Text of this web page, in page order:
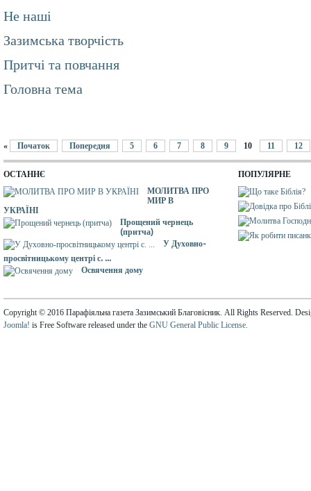
Не наші
Зазимська творчість
Притчі та повчання
Головна тема
« Початок Попередня 5 6 7 8 9 10 11 12
ОСТАННЄ
МОЛИТВА ПРО
МИР В
УКРАЇНІ
Прощений чернець
(притча)
У Духовно-
просвітницькому центрі с. ...
Освячення дому
ПОПУЛЯРНЕ
Copyright © 2016 Парафіяльна газета Зазимський Благовісник. All Rights Reserved.
Joomla! is Free Software released under the GNU General Public License.